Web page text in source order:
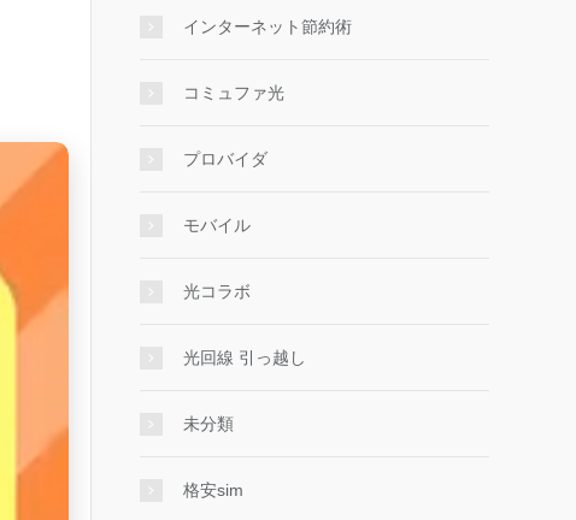
インターネット節約術
コミュファ光
プロバイダ
モバイル
光コラボ
光回線 引っ越し
未分類
格安sim